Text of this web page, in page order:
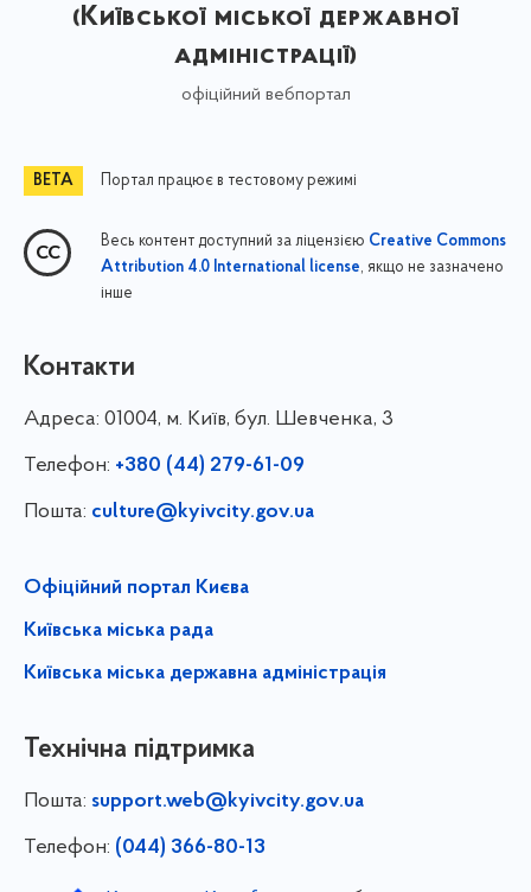
(Київської міської державної
адміністрації)
офіційний вебпортал
Портал працює в тестовому режимі
Весь контент доступний за ліцензією Creative Commons
Attribution 4.0 International license, якщо не зазначено
інше
Контакти
Адреса: 01004, м. Київ, бул. Шевченка, 3
Телефон: +380 (44) 279-61-09
Пошта: culture@kyivcity.gov.ua
Офіційний портал Києва
Київська міська рада
Київська міська державна адміністрація
Технічна підтримка
Пошта: support.web@kyivcity.gov.ua
Телефон: (044) 366-80-13